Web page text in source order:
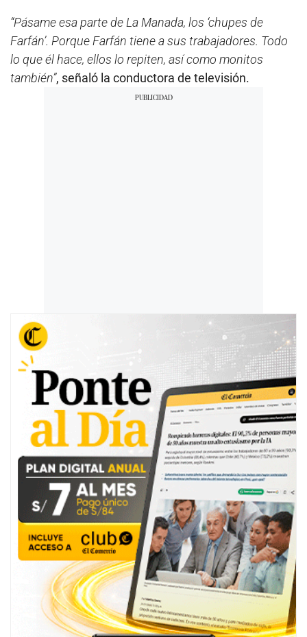
“Pásame esa parte de La Manada, los ‘chupes de
Farfán’. Porque Farfán tiene a sus trabajadores. Todo
lo que él hace, ellos lo repiten, así como monitos
también”, señaló la conductora de televisión.